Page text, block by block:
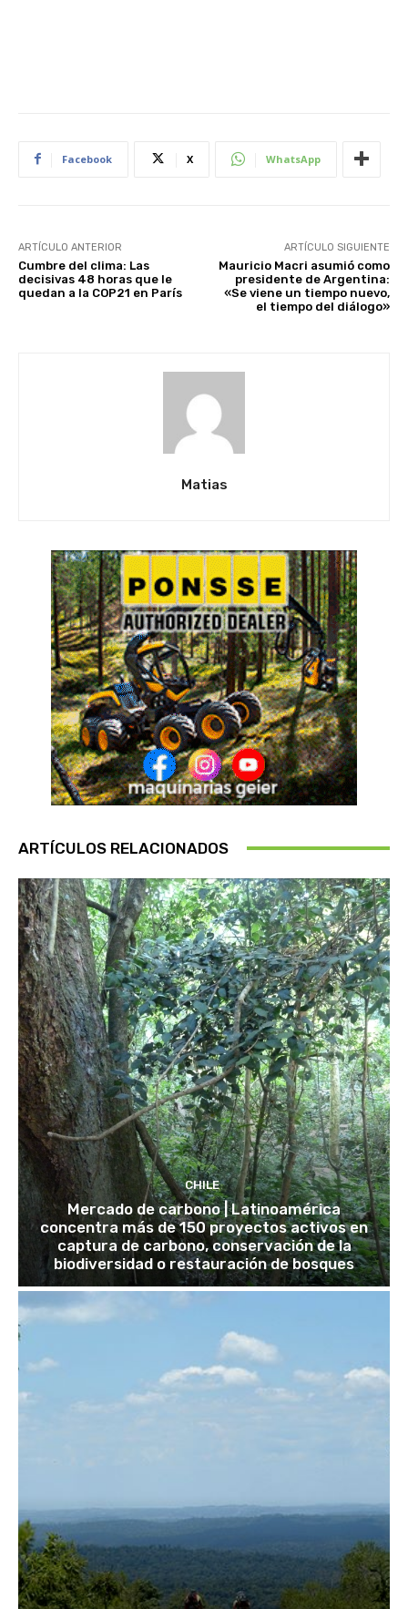
Facebook X WhatsApp
ARTÍCULO ANTERIOR
Cumbre del clima: Las
decisivas 48 horas que le
quedan a la COP21 en París
ARTÍCULO SIGUIENTE
Mauricio Macri asumió como
presidente de Argentina:
«Se viene un tiempo nuevo,
el tiempo del diálogo»
Matias
ARTÍCULOS RELACIONADOS
CHILE
Mercado de carbono | Latinoamérica
concentra más de 150 proyectos activos en
captura de carbono, conservación de la
biodiversidad o restauración de bosques